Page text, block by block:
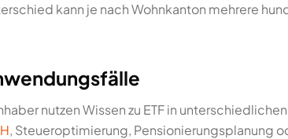
kann je nach Wohnkanton mehrere
nutzen Wissen zu ETF in
, Steueroptimierung, Pensionierungsplanung